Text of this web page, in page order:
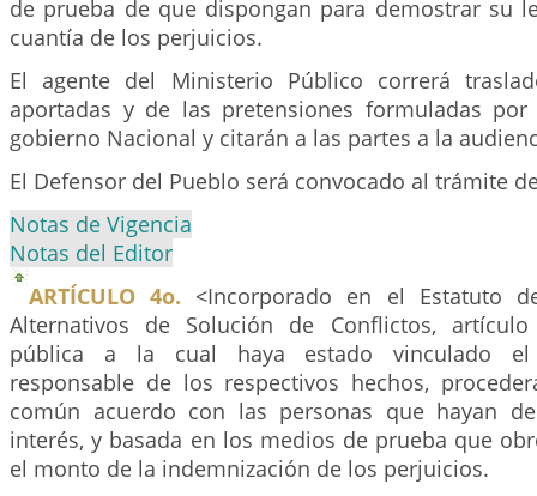
de prueba de que dispongan para demostrar su
cuantía de los perjuicios.
El agente del Ministerio Público correrá
aportadas y de las pretensiones formuladas
gobierno Nacional y citarán a las partes a la
El Defensor del Pueblo será convocado al trámite
Notas de Vigencia
Notas del Editor
ARTÍCULO 4o. <Incorporado en el Estatuto
Alternativos de Solución de Conflictos,
pública a la cual haya estado vinculado el
responsable de los respectivos hechos,
común acuerdo con las personas que hayan
interés, y basada en los medios de prueba que
el monto de la indemnización de los perjuicios.